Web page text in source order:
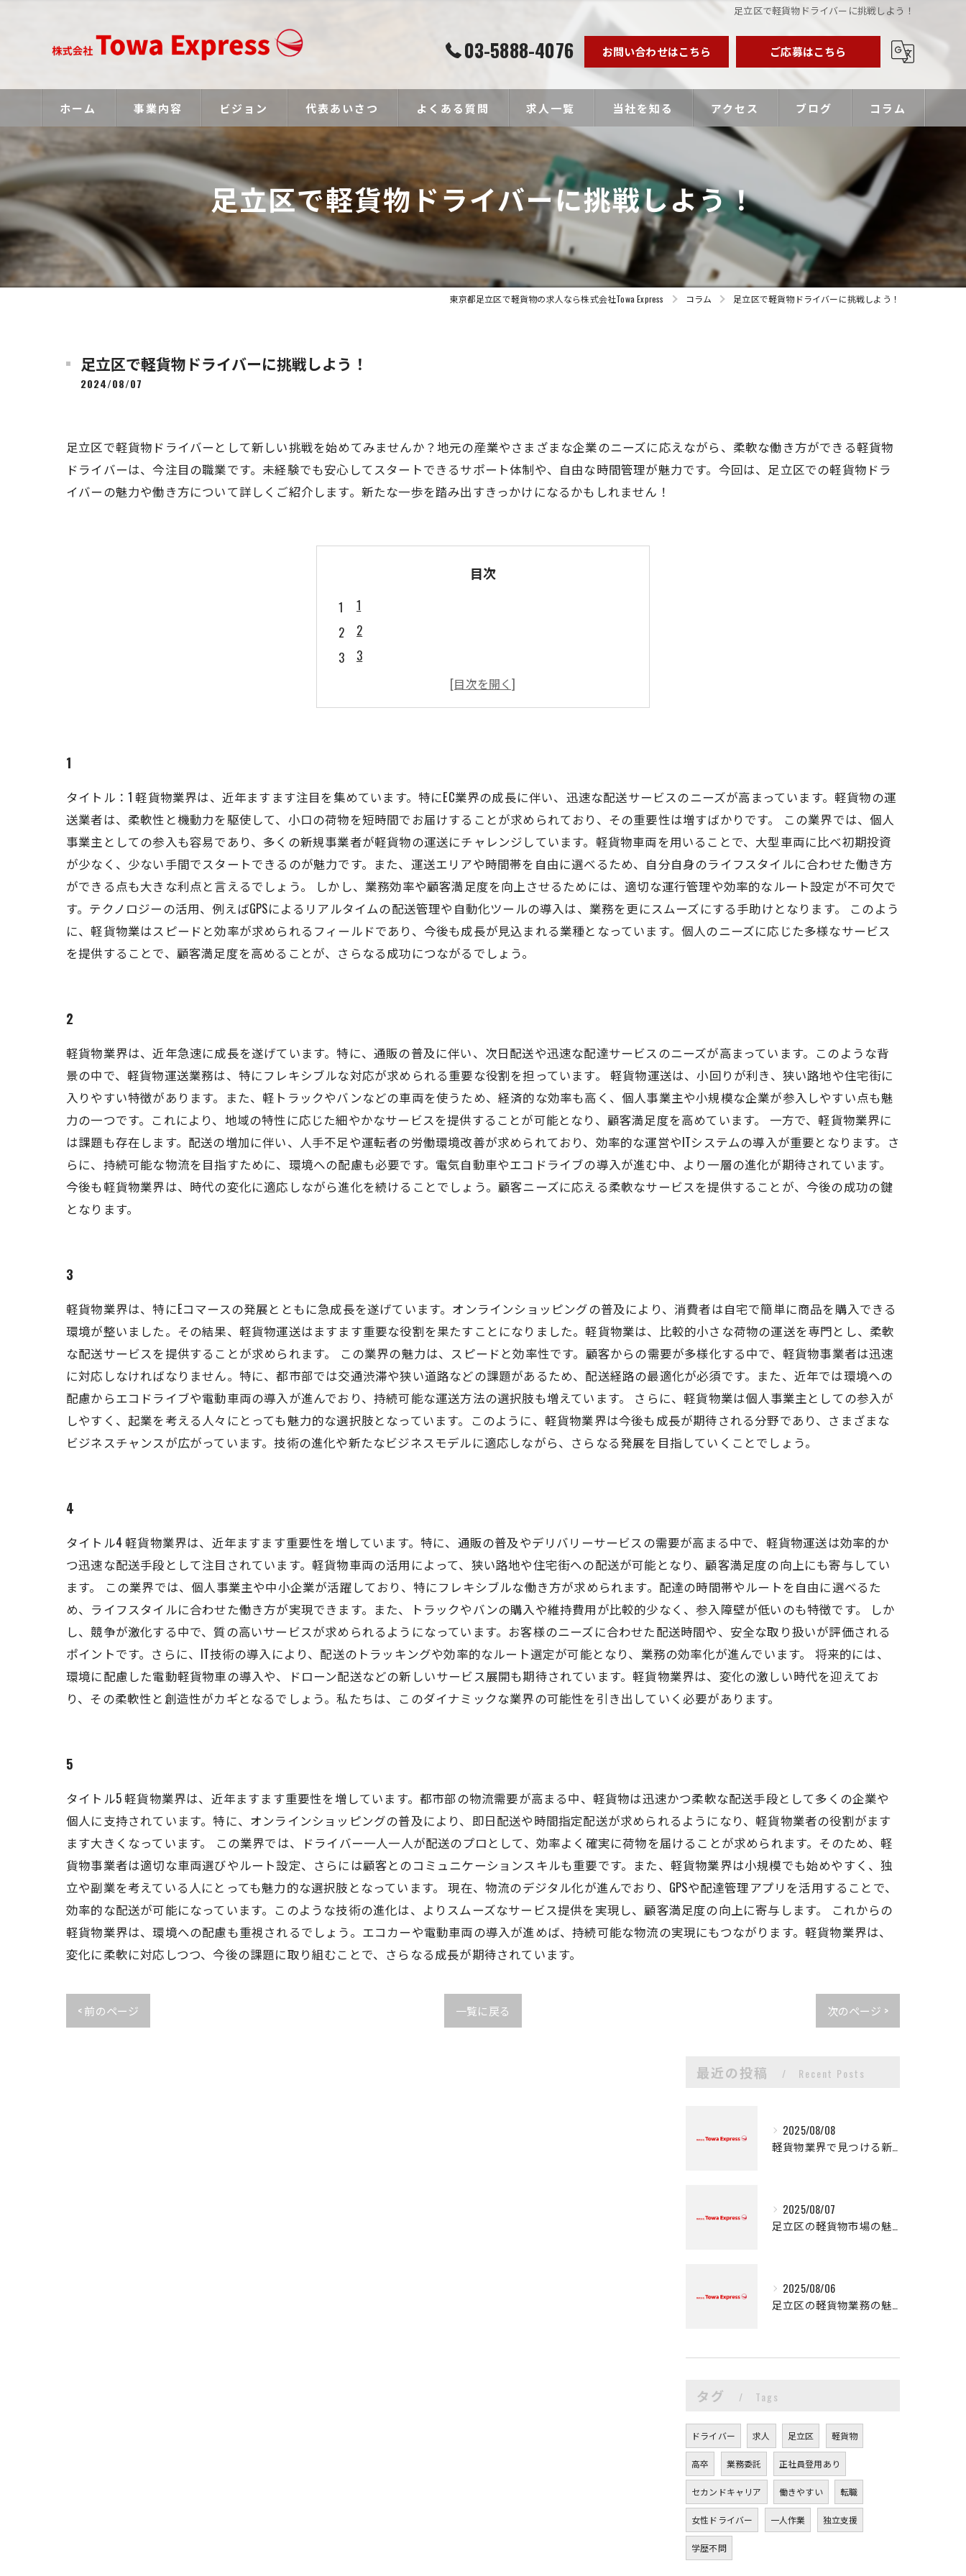
足立区で軽貨物ドライバーに挑戦しよう！
03-5888-4076 お問い合わせはこちら ご応募はこちら
ホーム 事業内容 ビジョン 代表あいさつ よくある質問 求人一覧 当社を知る
個人事業主
ドライバー
未経験
経験者優遇
高収入
アクセス ブログ コラム
足立区で軽貨物ドライバーに挑戦しよう！
東京都足立区で軽貨物の求人なら株式会社Towa Express コラム 足立区で軽貨物ドライバーに挑戦しよう！
足立区で軽貨物ドライバーに挑戦しよう！
2024/08/07
足立区で軽貨物ドライバーとして新しい挑戦を始めてみませんか？地元の産業やさまざまな企業のニーズに応えながら、柔軟な働き方ができる軽貨物
ドライバーは、今注目の職業です。未経験でも安心してスタートできるサポート体制や、自由な時間管理が魅力です。今回は、足立区での軽貨物ドラ
イバーの魅力や働き方について詳しくご紹介します。新たな一歩を踏み出すきっかけになるかもしれません！
目次
1
2
3
5
1
タイトル：1 軽貨物業界は、近年ますます注目を集めています。特にEC業界の成長に伴い、迅速な配送サービスのニーズが高まっています。軽貨物の運
送業者は、柔軟性と機動力を駆使して、小口の荷物を短時間でお届けすることが求められており、その重要性は増すばかりです。 この業界では、個人
事業主としての参入も容易であり、多くの新規事業者が軽貨物の運送にチャレンジしています。軽貨物車両を用いることで、大型車両に比べ初期投資
が少なく、少ない手間でスタートできるのが魅力です。また、運送エリアや時間帯を自由に選べるため、自分自身のライフスタイルに合わせた働き方
ができる点も大きな利点と言えるでしょう。 しかし、業務効率や顧客満足度を向上させるためには、適切な運行管理や効率的なルート設定が不可欠で
す。テクノロジーの活用、例えばGPSによるリアルタイムの配送管理や自動化ツールの導入は、業務を更にスムーズにする手助けとなります。 このよう
に、軽貨物業はスピードと効率が求められるフィールドであり、今後も成長が見込まれる業種となっています。個人のニーズに応じた多様なサービス
を提供することで、顧客満足度を高めることが、さらなる成功につながるでしょう。
2
軽貨物業界は、近年急速に成長を遂げています。特に、通販の普及に伴い、次日配送や迅速な配達サービスのニーズが高まっています。このような背
景の中で、軽貨物運送業務は、特にフレキシブルな対応が求められる重要な役割を担っています。 軽貨物運送は、小回りが利き、狭い路地や住宅街に
入りやすい特徴があります。また、軽トラックやバンなどの車両を使うため、経済的な効率も高く、個人事業主や小規模な企業が参入しやすい点も魅
力の一つです。これにより、地域の特性に応じた細やかなサービスを提供することが可能となり、顧客満足度を高めています。 一方で、軽貨物業界に
は課題も存在します。配送の増加に伴い、人手不足や運転者の労働環境改善が求められており、効率的な運営やITシステムの導入が重要となります。さ
らに、持続可能な物流を目指すために、環境への配慮も必要です。電気自動車やエコドライブの導入が進む中、より一層の進化が期待されています。
今後も軽貨物業界は、時代の変化に適応しながら進化を続けることでしょう。顧客ニーズに応える柔軟なサービスを提供することが、今後の成功の鍵
となります。
3
軽貨物業界は、特にEコマースの発展とともに急成長を遂げています。オンラインショッピングの普及により、消費者は自宅で簡単に商品を購入できる
環境が整いました。その結果、軽貨物運送はますます重要な役割を果たすことになりました。軽貨物業は、比較的小さな荷物の運送を専門とし、柔軟
な配送サービスを提供することが求められます。 この業界の魅力は、スピードと効率性です。顧客からの需要が多様化する中で、軽貨物事業者は迅速
に対応しなければなりません。特に、都市部では交通渋滞や狭い道路などの課題があるため、配送経路の最適化が必須です。また、近年では環境への
配慮からエコドライブや電動車両の導入が進んでおり、持続可能な運送方法の選択肢も増えています。 さらに、軽貨物業は個人事業主としての参入が
しやすく、起業を考える人々にとっても魅力的な選択肢となっています。このように、軽貨物業界は今後も成長が期待される分野であり、さまざまな
ビジネスチャンスが広がっています。技術の進化や新たなビジネスモデルに適応しながら、さらなる発展を目指していくことでしょう。
4
タイトル4 軽貨物業界は、近年ますます重要性を増しています。特に、通販の普及やデリバリーサービスの需要が高まる中で、軽貨物運送は効率的か
つ迅速な配送手段として注目されています。軽貨物車両の活用によって、狭い路地や住宅街への配送が可能となり、顧客満足度の向上にも寄与してい
ます。 この業界では、個人事業主や中小企業が活躍しており、特にフレキシブルな働き方が求められます。配達の時間帯やルートを自由に選べるた
め、ライフスタイルに合わせた働き方が実現できます。また、トラックやバンの購入や維持費用が比較的少なく、参入障壁が低いのも特徴です。 しか
し、競争が激化する中で、質の高いサービスが求められるようになっています。お客様のニーズに合わせた配送時間や、安全な取り扱いが評価される
ポイントです。さらに、IT技術の導入により、配送のトラッキングや効率的なルート選定が可能となり、業務の効率化が進んでいます。 将来的には、
環境に配慮した電動軽貨物車の導入や、ドローン配送などの新しいサービス展開も期待されています。軽貨物業界は、変化の激しい時代を迎えてお
り、その柔軟性と創造性がカギとなるでしょう。私たちは、このダイナミックな業界の可能性を引き出していく必要があります。
5
タイトル5 軽貨物業界は、近年ますます重要性を増しています。都市部の物流需要が高まる中、軽貨物は迅速かつ柔軟な配送手段として多くの企業や
個人に支持されています。特に、オンラインショッピングの普及により、即日配送や時間指定配送が求められるようになり、軽貨物業者の役割がます
ます大きくなっています。 この業界では、ドライバー一人一人が配送のプロとして、効率よく確実に荷物を届けることが求められます。そのため、軽
貨物事業者は適切な車両選びやルート設定、さらには顧客とのコミュニケーションスキルも重要です。また、軽貨物業界は小規模でも始めやすく、独
立や副業を考えている人にとっても魅力的な選択肢となっています。 現在、物流のデジタル化が進んでおり、GPSや配達管理アプリを活用することで、
効率的な配送が可能になっています。このような技術の進化は、よりスムーズなサービス提供を実現し、顧客満足度の向上に寄与します。 これからの
軽貨物業界は、環境への配慮も重視されるでしょう。エコカーや電動車両の導入が進めば、持続可能な物流の実現にもつながります。軽貨物業界は、
変化に柔軟に対応しつつ、今後の課題に取り組むことで、さらなる成長が期待されています。
< 前のページ 一覧に戻る 次のページ >
最近の投稿 Recent Posts
2025/08/08
軽貨物業界で見つける新たなキャリアの可能性
2025/08/07
足立区の軽貨物市場の魅力
2025/08/06
足立区の軽貨物業務の魅力
タグ Tags
ドライバー 求人 足立区 軽貨物
高卒 業務委託 正社員登用あり
セカンドキャリア 働きやすい 転職
女性ドライバー 一人作業 独立支援
学歴不問